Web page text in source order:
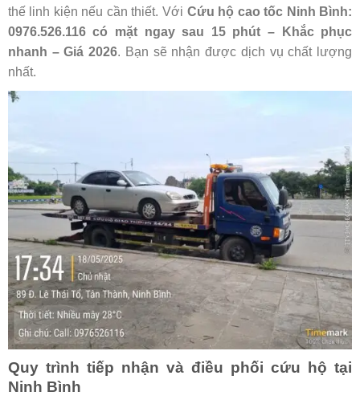
thế linh kiện nếu cần thiết. Với Cứu hộ cao tốc Ninh Bình:
0976.526.116 có mặt ngay sau 15 phút – Khắc phục
nhanh – Giá 2026. Bạn sẽ nhận được dịch vụ chất lượng
nhất.
Quy trình tiếp nhận và điều phối cứu hộ tại
Ninh Bình